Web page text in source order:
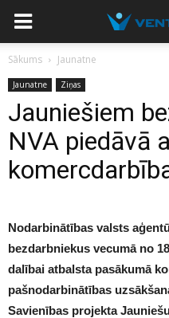
Sākums Jaunatne
Jaunatne Ziņas
Jauniešiem
NVA piedāvā
Nodarbinātības valsts
bezdarbniekus vecumā no
dalībai atbalsta pasākumā
pašnodarbinātības
Savienības projekta